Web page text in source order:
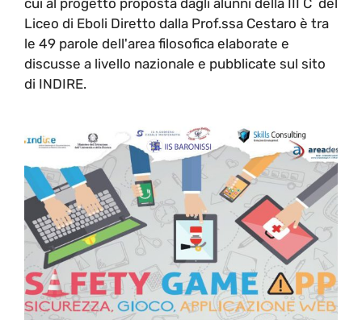
Liceo di Eboli Diretto dalla Prof.ssa Cestaro è tra
le 49 parole dell'area filosofica elaborate e
discusse a livello nazionale e pubblicate sul sito
di INDIRE.